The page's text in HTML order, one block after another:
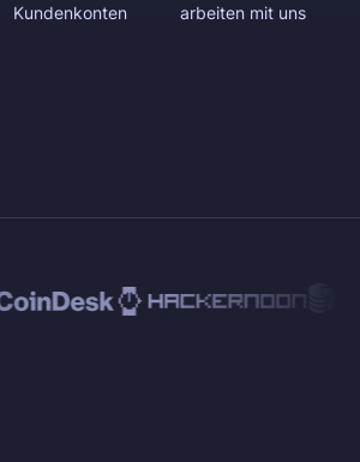
Kundenkonten
arbeiten mit uns